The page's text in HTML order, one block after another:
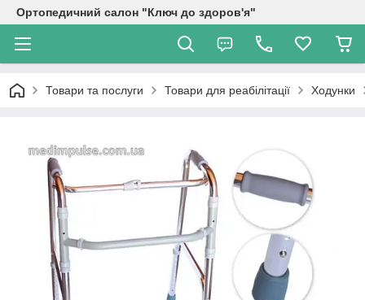
Ортопедичний салон "Ключ до здоров'я"
Товари та послуги Товари для реабілітації Ходунки